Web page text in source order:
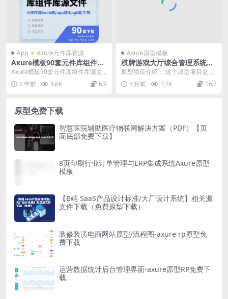
App Axure元件库资源
Axure模板90套元件库组件库
源文件原型产品经理RP原型w
Axure模板90套元件库组件库源文
件原型产品经理RP原型web端ap
p， 元件...
2 年前 4.6K 6.9
Axure原型模板
棋牌游戏大厅综合管理系统Ax
ure原型模板
原型项目介绍： 这个原型项目是一
个游戏棋牌大厅的设计文档，旨在
为用户提供一个在线...
5 月前 1.7K 16.7
原型免费下载
智慧医院辅助医疗物联网解决方案（PDF）【页
面底部免费下载】
8页印刷行业订单管理与ERP集成系统Axure原型
模板
【B端 SaaS产品设计标准/大厂设计系统】相关源
文件下载（免费原型下载）
装修装潢电商网站原型/流程图-axure rp原型免
费下载
运营数据统计后台管理界面-axure原型RP免费下
载